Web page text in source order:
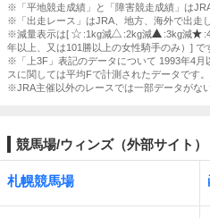
※「平地競走成績」と「障害競走成績」は
※「出走レース」はJRA、地方、海外で出走
※減量表示は[
:1kg減 :2kg減 :3kg減
年以上、又は101勝以上の女性騎手のみ）] で
※「上3F」表記のデータについて 1993年4月
スに関しては平均Fで計測されたデータです。
※JRA主催以外のレースでは一部データがな
競馬場/ウィンズ（外部サイト）
札幌競馬場